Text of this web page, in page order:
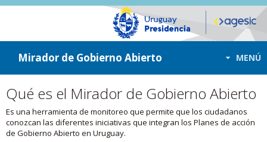
ir a contenido
ir al menú
Mirador de Gobierno Abierto MENÚ
Qué es el Mirador de Gobierno Abierto
Es una herramienta de monitoreo que permite que los ciudadanos
conozcan las diferentes iniciativas que integran los Planes de acción
de Gobierno Abierto en Uruguay.